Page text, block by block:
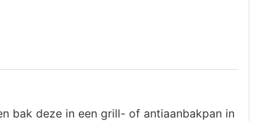
bak deze in een grill- of antiaanbakpan in